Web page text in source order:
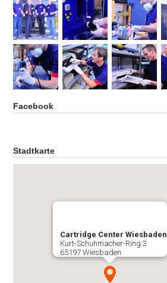
Facebook
Stadtkarte
Cartridge Center Wiesbaden
Kurt-Schuhmacher-Ring 3
65197 Wiesbaden